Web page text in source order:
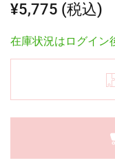
¥5,775 (税込)
在庫状況はログイン